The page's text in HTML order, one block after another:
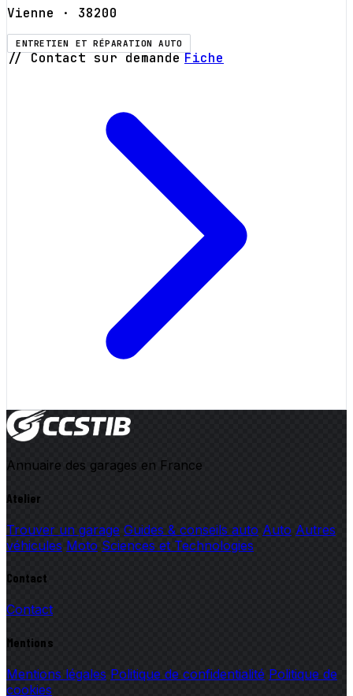
Vienne · 38200
ENTRETIEN ET RÉPARATION AUTO
// Contact sur demande Fiche
Annuaire des garages en France
Atelier
Trouver un garage Guides & conseils auto Auto Autres
véhicules Moto Sciences et Technologies
Contact
Contact
Mentions
Mentions légales Politique de confidentialité Politique de
cookies